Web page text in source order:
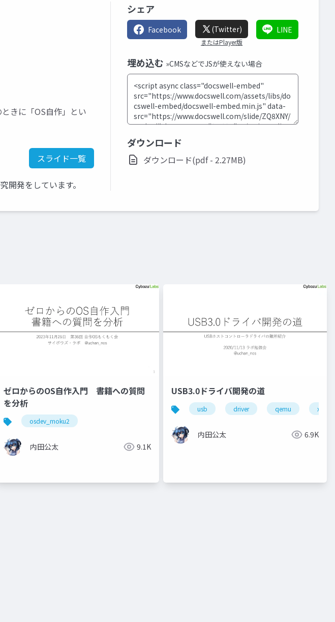
きに「OS自作」とい
スライド一覧
開発をしています。
シェア
Facebook (Twitter)
またはPlayer版
LINE
埋め込む »CMSなどでJSが使えない場合
ダウンロード
ダウンロード(pdf - 2.27MB)
ゼロからのOS自作入門 書籍への質問
を分析
osdev_moku2
内田公太 9.1K
USB3.0ドライバ開発の道
usb driver qemu x86-
内田公太 6.9K